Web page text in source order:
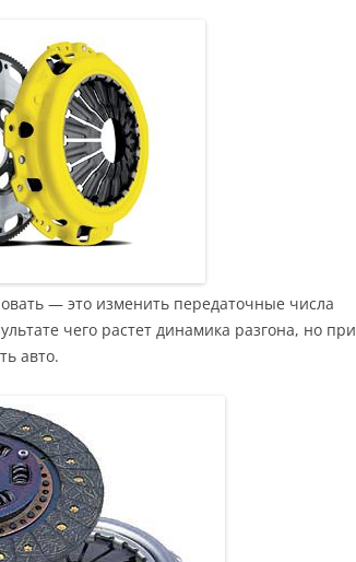
— это изменить передаточные числа
чего растет динамика разгона, но при
авто.